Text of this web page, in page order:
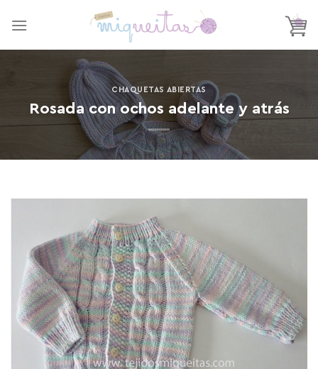
CHAQUETAS ABIERTAS
Rosada con ochos adelante y atrás